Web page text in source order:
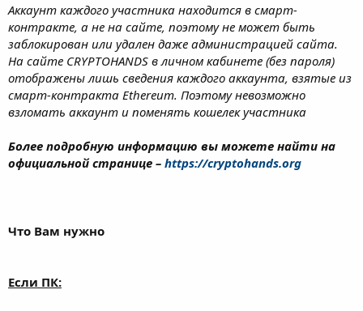
Аккаунт каждого участника находится в смарт-
контракте, а не на сайте, поэтому не может быть
заблокирован или удален даже администрацией сайта.
На сайте CRYPTOHANDS в личном кабинете (без пароля)
отображены лишь сведения каждого аккаунта, взятые из
смарт-контракта Ethereum. Поэтому невозможно
взломать аккаунт и поменять кошелек участника
Более подробную информацию вы можете найти на
официальной странице – https://cryptohands.org
Что Вам нужно
Если ПК: